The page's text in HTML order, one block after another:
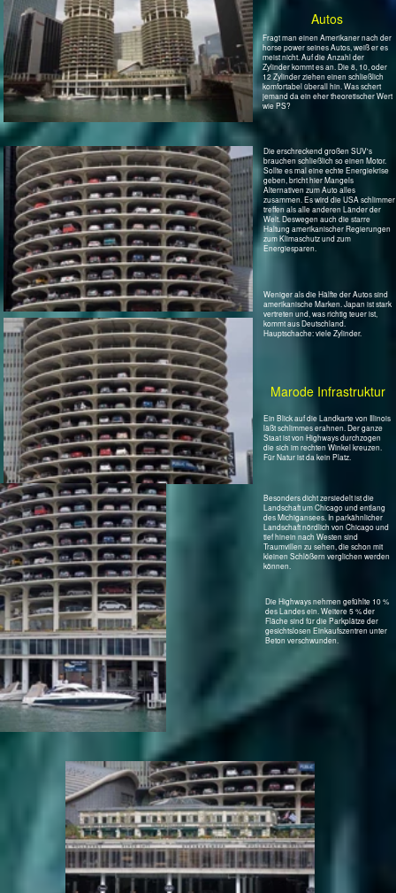
Die Highways nehmen gefühlte 10 %
des Landes ein. Weitere 5 % der
Fläche sind für die Parkplätze der
gesichtslosen Einkaufszentren unter
Beton verschwunden.
Zustand der Straßen und Brücken
Die Straßen und die Brücken sind in Illionois in einem nicht erwarteten jämmerlichen
Zusatnd. Die Fahrbahndecken weisen zahllose Risse und Dellen auf, die Brücken, egal ob
für Auto, Bahn oder über Wasser, sind verrostet und erinnern an Länder der Dritten Welt. Da
wurde jahrelang nicht investiert.
Im nördlichen Nachbarstaat, in Wisconsin, ist die Situation bei weitem besser.
Öffentlicher Verkehr
Abgesehen von einigen Bahnlinien in die Stadt hinein - sie werden bestimmt nicht von
Hausbesitzern benutzt - gibt es keinen nennenswerten öffentlichen Verkehr. Wenn man von
der rumpelnden Hochbahn mal absieht. Man bekommt Angst, wenn die mit vollen 20km/h
vorbeiklappert.
Ausgenommen der allgegenwärtigen gelben Schulbusse. Wenn die ein Stopschild mit roten
Lichtern ausklappen, muss auch der Gegenverkehr halten.
Reibt sich da einer die Hände?
Viele Straßen führen nach Chicago
rein und die müssen alle einen
Der überwachte Bewacher
der Kreuzung